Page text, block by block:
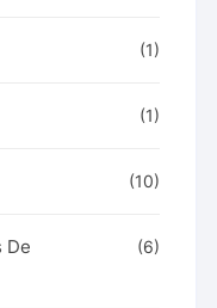
(1)
(1)
(10)
De
(6)